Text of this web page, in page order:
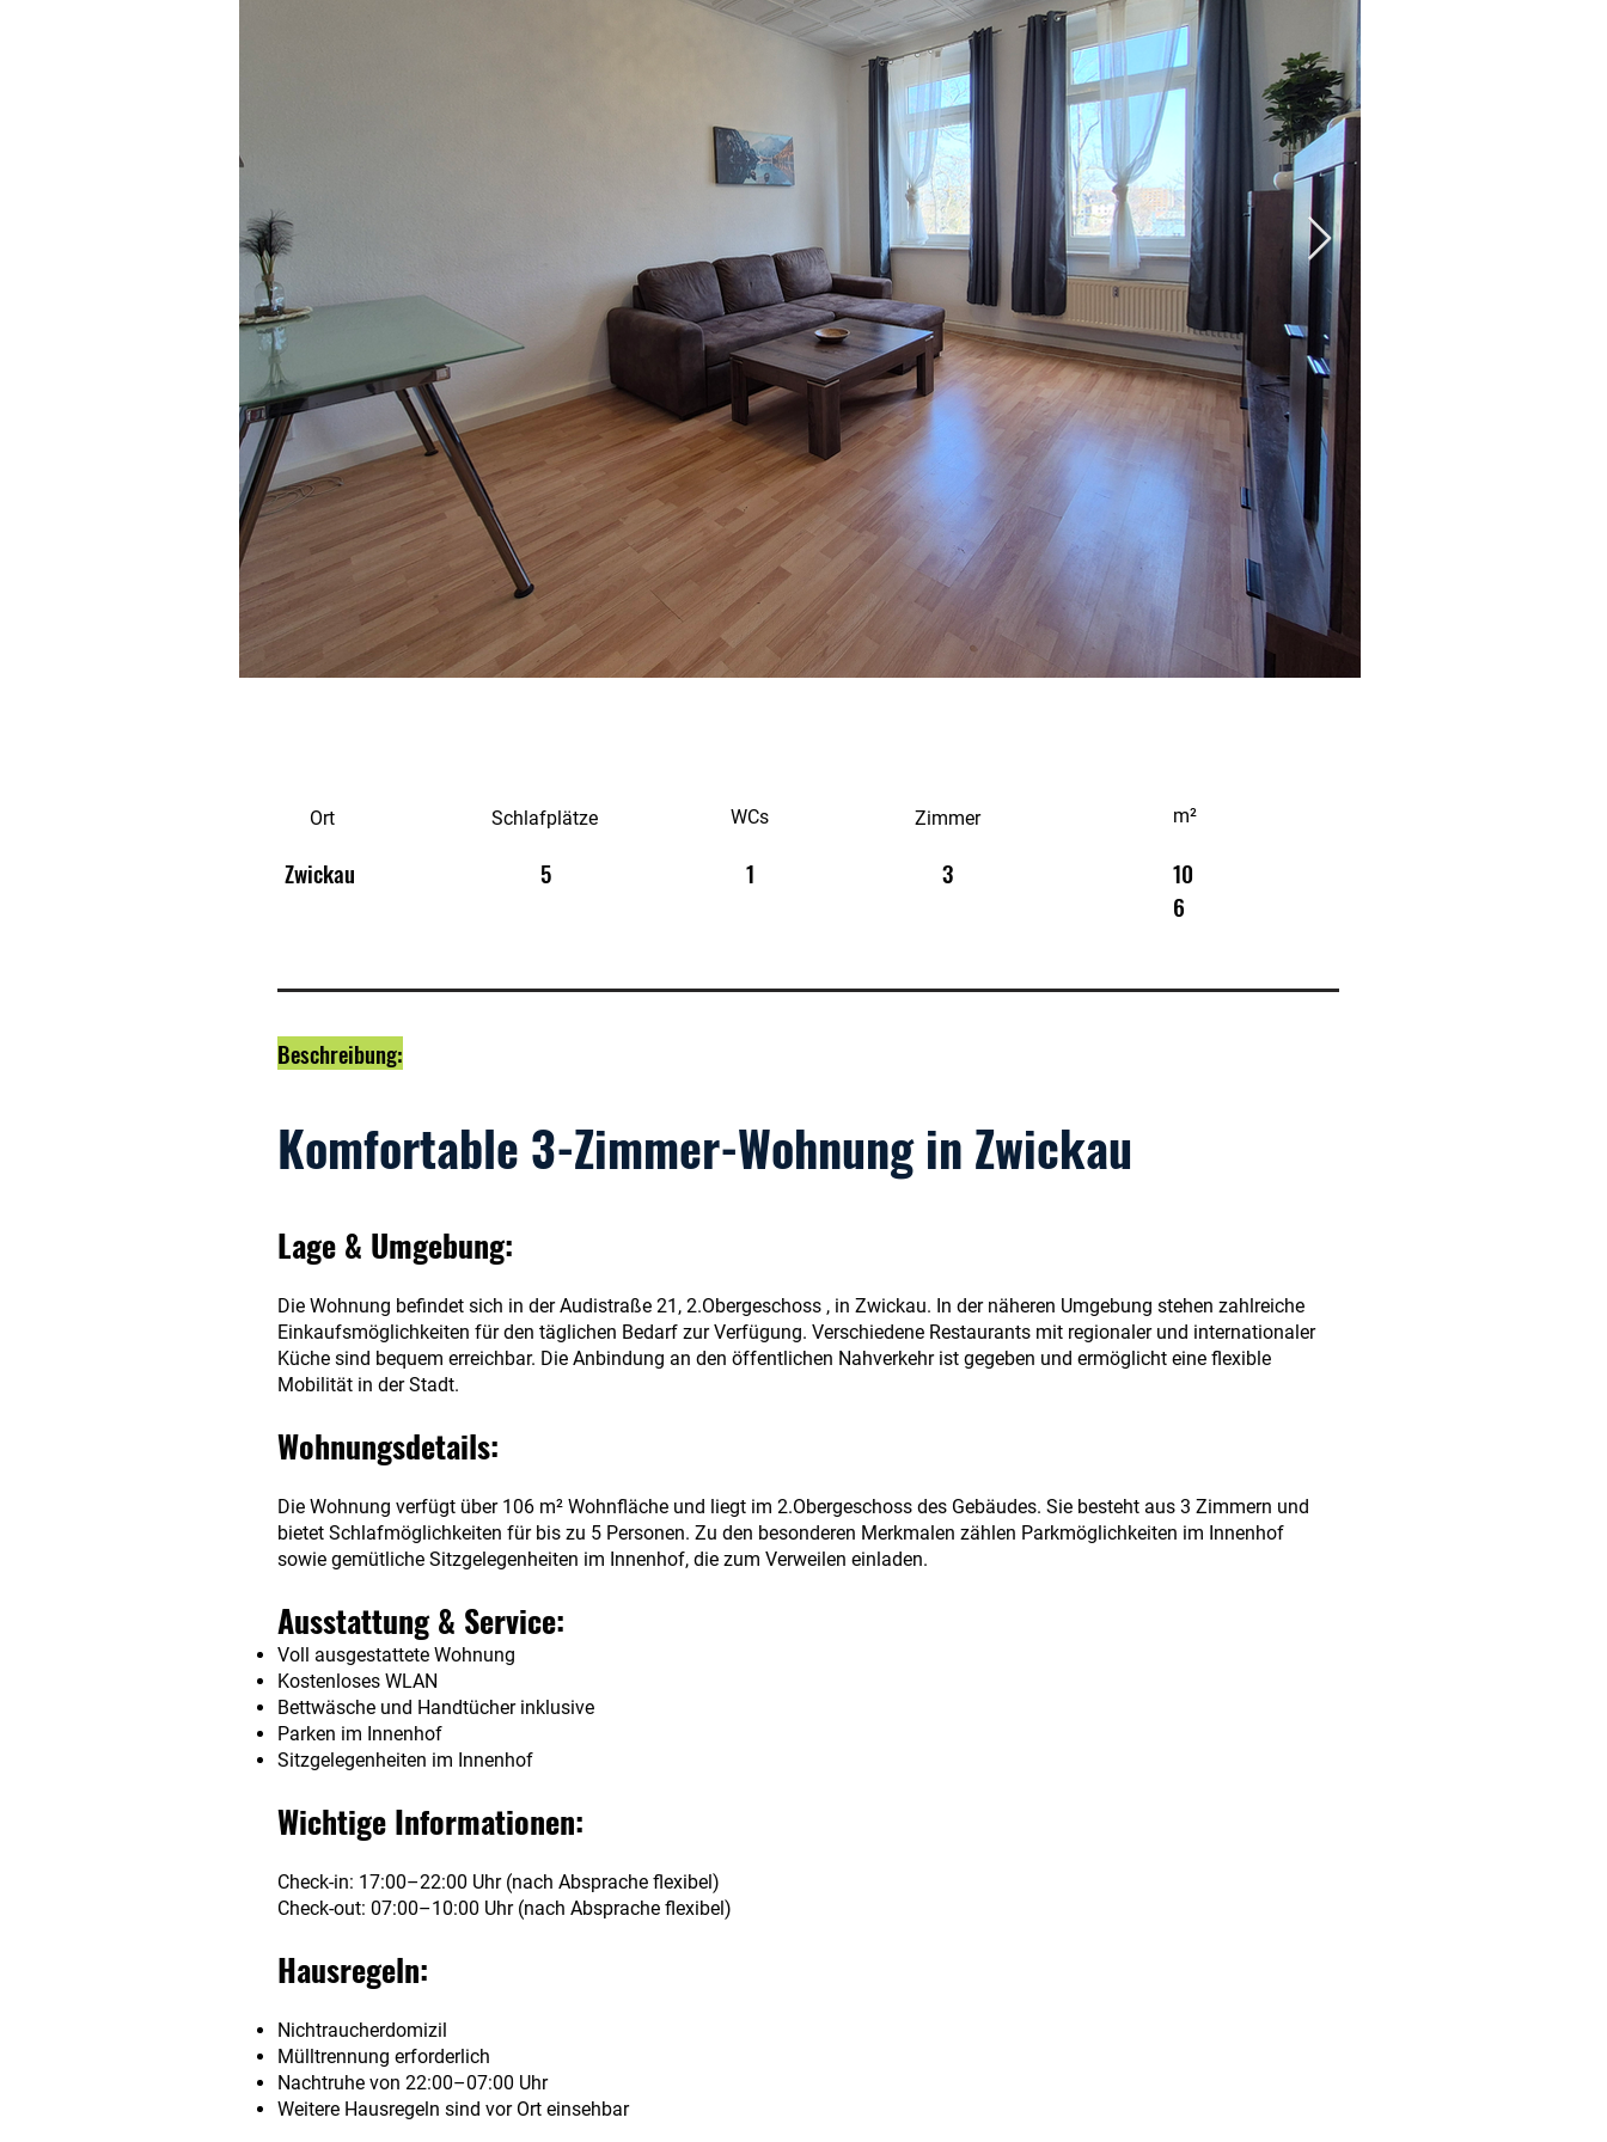
Ort
Zwickau
Schlafplätze
5
WCs
1
Zimmer
3
m²
10
6
Beschreibung:
Komfortable 3-Zimmer-Wohnung in Zwickau
Lage & Umgebung:
Die Wohnung befindet sich in der Audistraße 21, 2.Obergeschoss , in Zwickau. In der näheren Umgebung stehen zahlreiche
Einkaufsmöglichkeiten für den täglichen Bedarf zur Verfügung. Verschiedene Restaurants mit regionaler und internationaler
Küche sind bequem erreichbar. Die Anbindung an den öffentlichen Nahverkehr ist gegeben und ermöglicht eine flexible
Mobilität in der Stadt.
Wohnungsdetails:
Die Wohnung verfügt über 106 m² Wohnfläche und liegt im 2.Obergeschoss des Gebäudes. Sie besteht aus 3 Zimmern und
bietet Schlafmöglichkeiten für bis zu 5 Personen. Zu den besonderen Merkmalen zählen Parkmöglichkeiten im Innenhof
sowie gemütliche Sitzgelegenheiten im Innenhof, die zum Verweilen einladen.
Ausstattung & Service:
Voll ausgestattete Wohnung
Kostenloses WLAN
Bettwäsche und Handtücher inklusive
Parken im Innenhof
Sitzgelegenheiten im Innenhof
Wichtige Informationen:
Check-in: 17:00–22:00 Uhr (nach Absprache flexibel)
Check-out: 07:00–10:00 Uhr (nach Absprache flexibel)
Hausregeln:
Nichtraucherdomizil
Mülltrennung erforderlich
Nachtruhe von 22:00–07:00 Uhr
Weitere Hausregeln sind vor Ort einsehbar